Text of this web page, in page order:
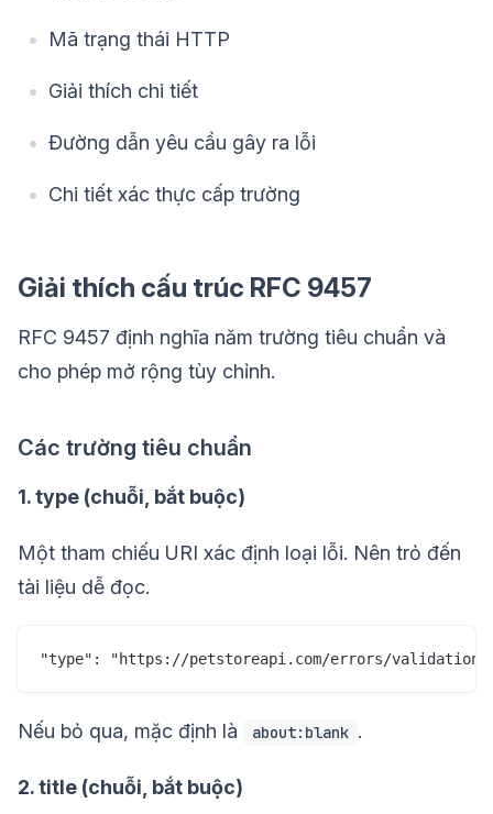
Mã trạng thái HTTP
Giải thích chi tiết
Đường dẫn yêu cầu gây ra lỗi
Chi tiết xác thực cấp trường
Giải thích cấu trúc RFC 9457
RFC 9457 định nghĩa năm trường tiêu chuẩn và
cho phép mở rộng tùy chỉnh.
Các trường tiêu chuẩn
1. type (chuỗi, bắt buộc)
Một tham chiếu URI xác định loại lỗi. Nên trỏ đến
tài liệu dễ đọc.
Nếu bỏ qua, mặc định là about:blank .
2. title (chuỗi, bắt buộc)